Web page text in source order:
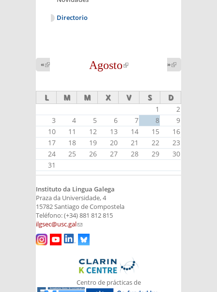
Directorio
Agosto
(link is
«
external)
»
external)
L M M X V S D
1
2
3
4 5 6 7 8
9
10
11 12 13 14 15
16
17
18 19 20 21 22
23
24
25 26 27 28 29
30
31
Instituto da Lingua Galega
Praza da Universidade, 4
15782 Santiago de Compostela
Teléfono: (+34) 881 812 815
ilgsec@usc.gal(link sends e-mail)
Centro de prácticas de